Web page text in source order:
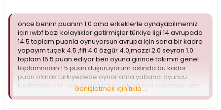
önce benim puanım 1.0 ama erkeklerle oynayabilmemiz
için ıwbf bazı kolaylıklar getirmişler türkiye ligi 14 avrupada
14.5 toplam puanla oynuyorsun avrupa için sana bir kadro
yapayım tuçek 4.5 ,fifi 4.0 özgür 4.0,mazzi 2.0 seyran 1.0
toplam 15.5 puan ediyor ben oyuna girince takımın genel
toplamından 1.5 puan düşürüyorum aslında bu kador
puan olarak türkiyedede oynar ama yabancı oyuncu
kısıtlaması var yanı kısacası hangi kadroyu yaparsan yap
ben oyunda olduğum sürece diğer 4 oyuncunun toplam
Genişletmek için tıkla ...